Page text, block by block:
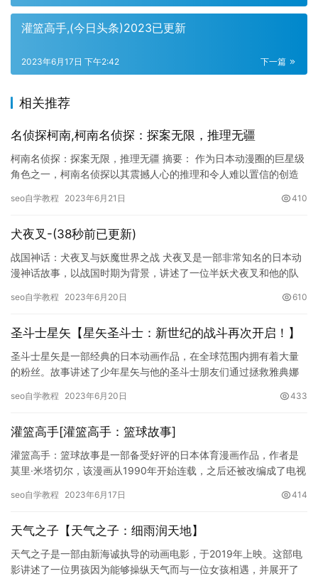
灌篮高手,(今日头条)2023已更新
下一篇
2023年6月17日 下午2:42
相关推荐
名侦探柯南,柯南名侦探：探案无限，推理无疆
柯南名侦探：探案无限，推理无疆 摘要： 作为日本动漫圈的巨星级
角色之一，柯南名侦探以其震撼人心的推理和令人难以置信的创造
seo自学教程 2023年6月21日 410
犬夜叉-(38秒前已更新)
战国神话：犬夜叉与妖魔世界之战 犬夜叉是一部非常知名的日本动
漫神话故事，以战国时期为背景，讲述了一位半妖犬夜叉和他的队
世界…
seo自学教程 2023年6月20日 610
圣斗士星矢【星矢圣斗士：新世纪的战斗再次开启！】
圣斗士星矢是一部经典的日本动画作品，在全球范围内拥有着大量
的粉丝。故事讲述了少年星矢与他的圣斗士朋友们通过拯救雅典娜
了日本…
seo自学教程 2023年6月20日 433
灌篮高手[灌篮高手：篮球故事]
灌篮高手：篮球故事是一部备受好评的日本体育漫画作品，作者是
莫里·米塔切尔，该漫画从1990年开始连载，之后还被改编成了电视
seo自学教程 2023年6月17日 414
天气之子【天气之子：细雨润天地】
天气之子是一部由新海诚执导的动画电影，于2019年上映。这部电
影讲述了一位男孩因为能够操纵天气而与一位女孩相遇，并展开了